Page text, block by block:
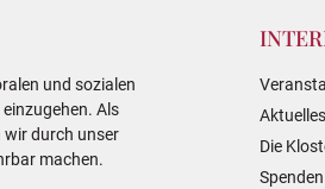
und sozialen
Als
durch unser
machen.
Aktuelles
Die
Spenden